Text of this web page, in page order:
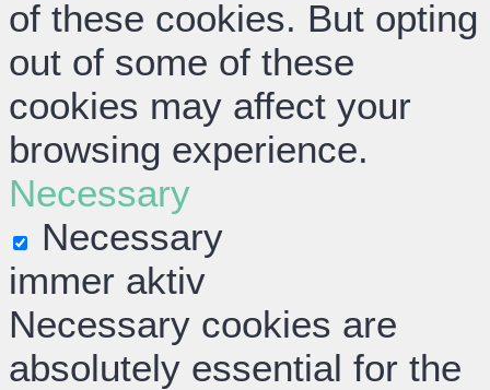
of these cookies. But opting
out of some of these
cookies may affect your
browsing experience.
Necessary
Necessary
immer aktiv
Necessary cookies are
absolutely essential for the